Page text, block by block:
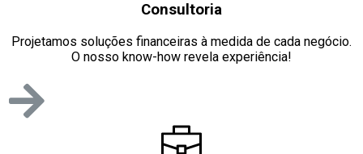
Consultoria
Projetamos soluções financeiras à medida de cada negócio.
O nosso know-how revela experiência!